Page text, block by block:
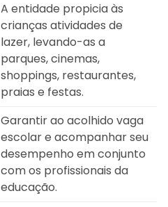
A entidade propicia às
crianças atividades de
lazer, levando-as a
parques, cinemas,
shoppings, restaurantes,
praias e festas.
Garantir ao acolhido vaga
escolar e acompanhar seu
desempenho em conjunto
com os profissionais da
educação.